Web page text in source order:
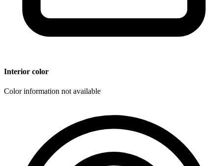
Interior color
Color information not available